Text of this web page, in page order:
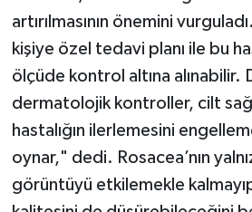
artırılmasının önemini
kişiye özel tedavi planı ile bu
ölçüde kontrol altına alınabilir.
dermatolojik kontroller, cilt
hastalığın ilerlemesini
oynar," dedi. Rosacea’nın
görüntüyü etkilemekle